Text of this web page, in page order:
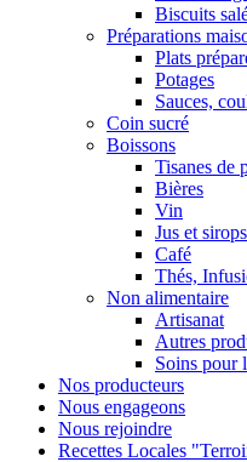
Biscuits
Préparations
Plats
Potages
Sauces,
Coin sucré
Boissons
Tisanes de
Bières
Vin
Jus et sirops
Café
Thés,
Non alimentaire
Artisanat
Autres
Soins pour
Nos producteurs
Nous engageons
Nous rejoindre
Recettes Locales